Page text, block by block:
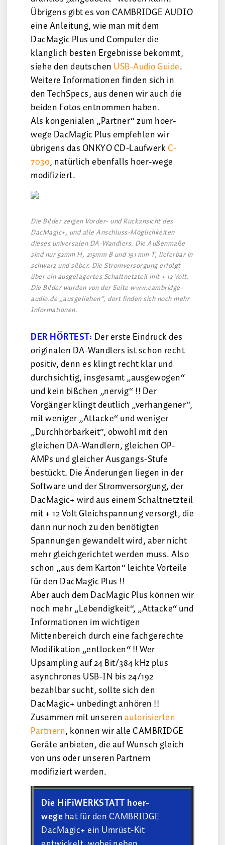
Übrigens gibt es von CAMBRIDGE AUDIO
eine Anleitung, wie man mit dem
DacMagic Plus und Computer die
klanglich besten Ergebnisse bekommt,
siehe den deutschen USB-Audio Guide.
Weitere Informationen finden sich in
den TechSpecs, aus denen wir auch die
beiden Fotos entnommen haben.
Als kongenialen „Partner“ zum hoer-
wege DacMagic Plus empfehlen wir
übrigens das ONKYO CD-LaufwerkC-
7030, natürlich ebenfalls hoer-wege
modifiziert.
Die Bilder zeigen Vorder- und Rückansicht des
DacMagic+, und alle Anschluss-Möglichkeiten
dieses universalen DA-Wandlers. Die Außenmaße
sind nur 52mm H, 215mm B und 191 mm T, lieferbar in
schwarz und silber. Die Stromversorgung erfolgt
über ein ausgelagertes Schaltnetzteil mit + 12 Volt.
Die Bilder wurden von der Seite www.cambridge-
audio.de „ausgeliehen“, dort finden sich noch mehr
Informationen.
DER HÖRTEST: Der erste Eindruck des
originalen DA-Wandlers ist schon recht
positiv, denn es klingt recht klar und
durchsichtig, insgesamt „ausgewogen“
und kein bißchen „nervig“ !! Der
Vorgänger klingt deutlich „verhangener“,
mit weniger „Attacke“ und weniger
„Durchhörbarkeit“, obwohl mit den
gleichen DA-Wandlern, gleichen OP-
AMPs und gleicher Ausgangs-Stufe
bestückt. Die Änderungen liegen in der
Software und der Stromversorgung, der
DacMagic+ wird aus einem Schaltnetzteil
mit + 12 Volt Gleichspannung versorgt, die
dann nur noch zu den benötigten
Spannungen gewandelt wird, aber nicht
mehr gleichgerichtet werden muss. Also
schon „aus dem Karton“ leichte Vorteile
für den DacMagic Plus !!
Aber auch dem DacMagic Plus können wir
noch mehr „Lebendigkeit“, „Attacke“ und
Informationen im wichtigen
Mittenbereich durch eine fachgerechte
Modifikation „entlocken“ !! Wer
Upsampling auf 24 Bit/384 kHz plus
asynchrones USB-IN bis 24/192
bezahlbar sucht, sollte sich den
DacMagic+ unbedingt anhören !!
Zusammen mit unserenautorisierten
Partnern, können wir alle CAMBRIDGE
Geräte anbieten, die auf Wunsch gleich
von uns oder unseren Partnern
modifiziert werden.
Die HiFiWERKSTATT hoer-
wege hat für den CAMBRIDGE
DacMagic+ ein Umrüst-Kit